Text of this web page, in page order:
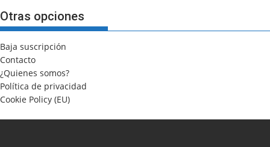
Otras opciones
Baja suscripción
Contacto
¿Quienes somos?
Política de privacidad
Cookie Policy (EU)